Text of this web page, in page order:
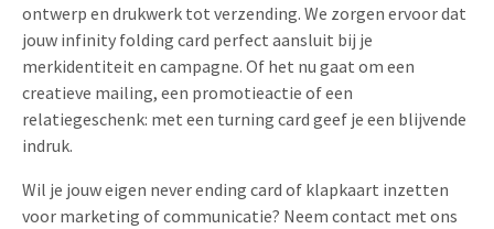
ontwerp en drukwerk tot verzending. We zorgen ervoor dat
jouw infinity folding card perfect aansluit bij je
merkidentiteit en campagne. Of het nu gaat om een
creatieve mailing, een promotieactie of een
relatiegeschenk: met een turning card geef je een blijvende
indruk.
Wil je jouw eigen never ending card of klapkaart inzetten
voor marketing of communicatie? Neem contact met ons